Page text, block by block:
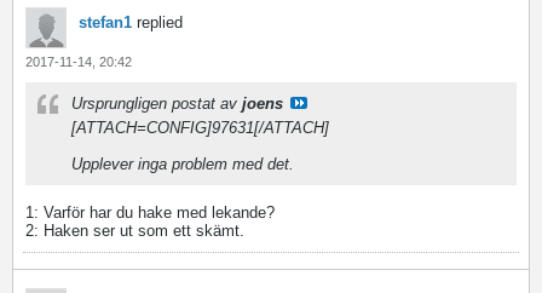
stefan1 replied
2017-11-14, 20:42
Ursprungligen postat av joens
[ATTACH=CONFIG]97631[/ATTACH]
Upplever inga problem med det.
1: Varför har du hake med lekande?
2: Haken ser ut som ett skämt.